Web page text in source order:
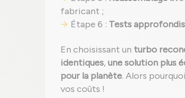
fabricant ;
Étape 6 : Tests approfondis
En choisissant un turbo
identiques, une solution plus
pour la planète. Alors
vos coûts !